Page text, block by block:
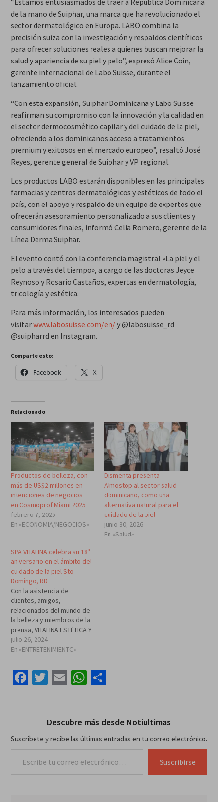
“Estamos entusiasmados de traer a República Dominicana
de la mano de Suiphar, una marca que ha revolucionado el
sector dermatológico en Europa. LABO combina la
precisión suiza con la investigación y respaldos científicos
para ofrecer soluciones reales a quienes buscan mejorar la
salud y apariencia de su piel y pelo”, expresó Alice Coin,
gerente internacional de Labo Suisse, durante el
lanzamiento oficial.
“Con esta expansión, Suiphar Dominicana y Labo Suisse
reafirman su compromiso con la innovación y la calidad en
el sector dermocosmético capilar y del cuidado de la piel,
ofreciendo a los dominicanos acceso a tratamientos
premium y exitosos en el mercado europeo”, resaltó José
Reyes, gerente general de Suiphar y VP regional.
Los productos LABO estarán disponibles en las principales
farmacias y centros dermatológicos y estéticos de todo el
país, con el apoyo y respaldo de un equipo de expertos que
ofrecerán asesoramiento personalizado a sus clientes y
consumidores finales, informó Celia Romero, gerente de la
Línea Derma Suiphar.
El evento contó con la conferencia magistral »La piel y el
pelo a través del tiempo», a cargo de las doctoras Jeyce
Reynoso y Rosario Castaños, expertas en dermatología,
tricología y estética.
Para más información, los interesados pueden
visitarwww.labosuisse.com/en/y @labosuisse_rd
@suipharrd en Instagram.
Comparte esto:
Facebook X
Relacionado
Productos de belleza, con
más de US$2 millones en
intenciones de negocios
en Cosmoprof Miami 2025
febrero 7, 2025
En «ECONOMIA/NEGOCIOS»
Dismenta presenta
Almostop al sector salud
dominicano, como una
alternativa natural para el
cuidado de la piel
junio 30, 2026
En «Salud»
SPA VITALINA celebra su 18º
aniversario en el ámbito del
cuidado de la piel Sto
Domingo, RD
Con la asistencia de
clientes, amigos,
relacionados del mundo de
la belleza y miembros de la
prensa, VITALINA ESTÉTICA Y
SPA celebra su 18º
aniversario en el mercado
de la piel tanto para mujeres
como para hombres.
@spavitalina cuenta con un
julio 26, 2024
En «ENTRETENIMIENTO»
Facebook
Twitter
EmailWhatsApp
Compartir
Descubre más desde Notiultimas
Suscríbete y recibe las últimas entradas en tu correo electrónico.
Suscribirse